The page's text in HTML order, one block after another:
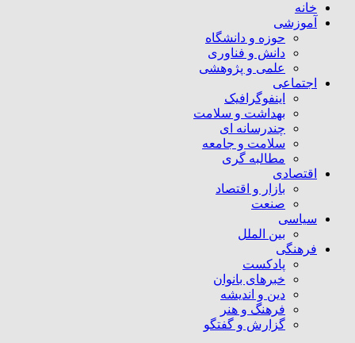
خانه
آموزشی
حوزه و دانشگاه
دانش و فناوری
علمی و پژوهشی
اجتماعی
اینفوگرافیک
بهداشت و سلامت
چندرسانه ای
سلامت و جامعه
مطالبه گری
اقتصادی
بازار و اقتصاد
صنعت
سیاسی
بین الملل
فرهنگی
پادکست
خبرهای بانوان
دین و اندیشه
فرهنگ و هنر
گزارش و گفتگو